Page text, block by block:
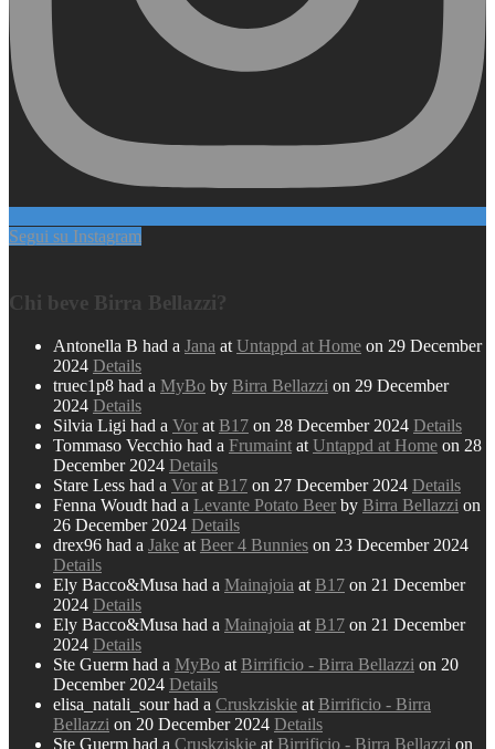
Segui su Instagram
Chi beve Birra Bellazzi?
Antonella B had a Jana at Untappd at Home on 29 December
2024 Details
truec1p8 had a MyBo by Birra Bellazzi on 29 December
2024 Details
Silvia Ligi had a Vor at B17 on 28 December 2024 Details
Tommaso Vecchio had a Frumaint at Untappd at Home on 28
December 2024 Details
Stare Less had a Vor at B17 on 27 December 2024 Details
Fenna Woudt had a Levante Potato Beer by Birra Bellazzi on
26 December 2024 Details
drex96 had a Jake at Beer 4 Bunnies on 23 December 2024
Details
Ely Bacco&Musa had a Mainajoia at B17 on 21 December
2024 Details
Ely Bacco&Musa had a Mainajoia at B17 on 21 December
2024 Details
Ste Guerm had a MyBo at Birrificio - Birra Bellazzi on 20
December 2024 Details
elisa_natali_sour had a Cruskziskie at Birrificio - Birra
Bellazzi on 20 December 2024 Details
Ste Guerm had a Cruskziskie at Birrificio - Birra Bellazzi on